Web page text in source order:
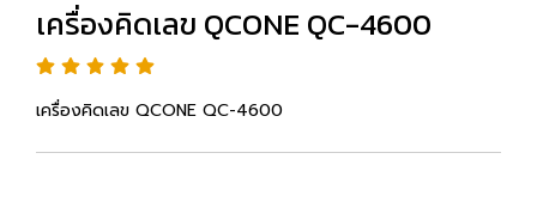
เครื่องคิดเลข QCONE QC-4600
เครื่องคิดเลข QCONE QC-4600